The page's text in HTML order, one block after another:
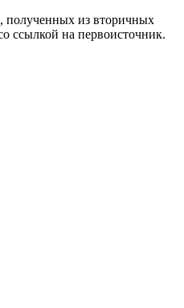
полученных из вторичных
ссылкой на первоисточник.